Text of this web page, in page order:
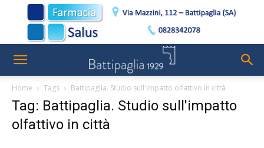
Home Tags Battipaglia. Studio sull'impatto olfattivo in città
Tag: Battipaglia. Studio sull'impatto
olfattivo in città